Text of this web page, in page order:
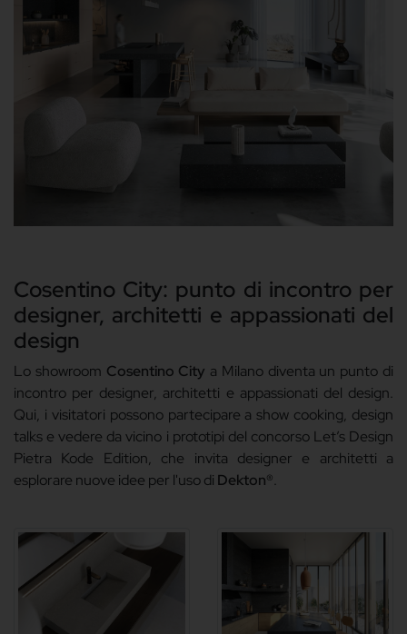
Cosentino City: punto di incontro per
designer, architetti e appassionati del
design
Lo showroom Cosentino City a Milano diventa un punto di
incontro per designer, architetti e appassionati del design.
Qui, i visitatori possono partecipare a show cooking, design
talks e vedere da vicino i prototipi del concorso Let’s Design
Pietra Kode Edition, che invita designer e architetti a
esplorare nuove idee per l'uso di Dekton®.